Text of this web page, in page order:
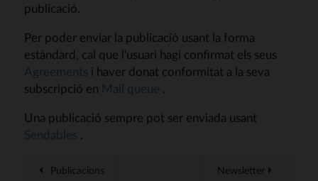
publicació.
Per poder enviar la publicació usant la forma
estàndard, cal que l'usuari hagi confirmat els seus
Agreements i haver donat conformitat a la seva
subscripció en Mail queue .
Una publicació sempre pot ser enviada usant
Sendables .
Publicacions Newsletter